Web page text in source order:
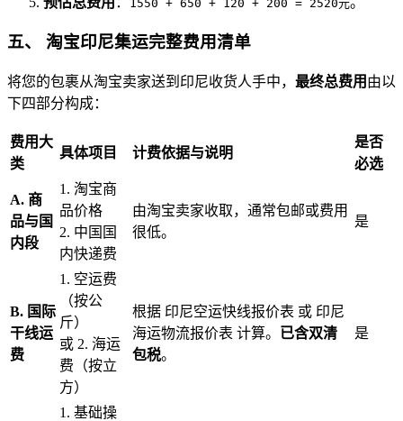
1550 + 650 + 120 + 200 = 2520元
五、 淘宝印尼集运完整费用清单
将您的包裹从淘宝卖家送到印尼收货人手中， 最终总费用 由以
下四部分构成：
费用大
类
具体项目 计费依据与说明
是否
必选
A. 商
品与国
内段
1. 淘宝商
品价格
2. 中国国
内快递费
由淘宝卖家收取，通常包邮或费用
很低。
是
B. 国际
干线运
费
1. 空运费
（按公
斤）
或 2. 海运
费（按立
方）
根据 印尼空运快线报价表 或 印尼
海运物流报价表 计算。 已含双清
包税。
是
1. 基础操